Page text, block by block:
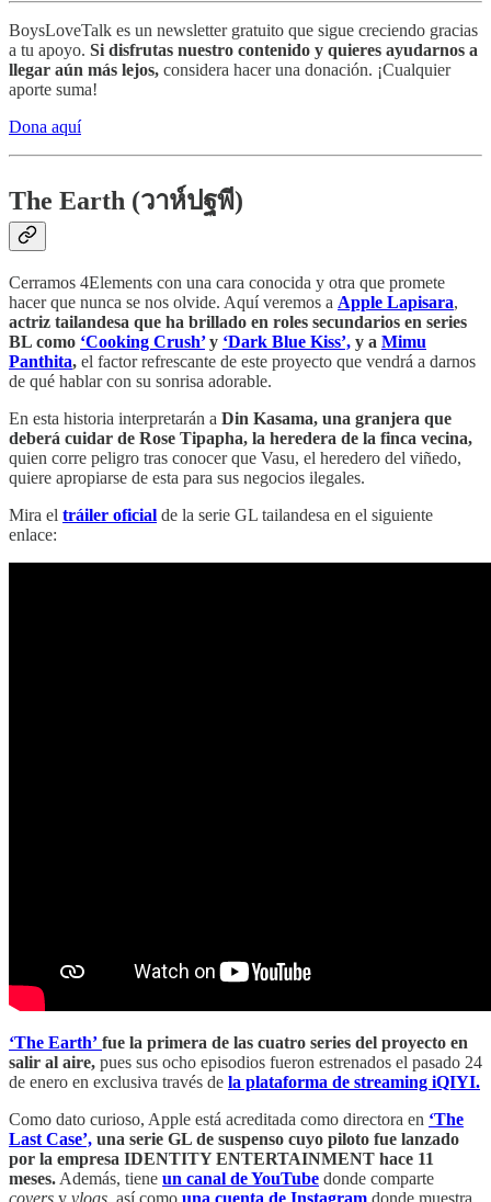
BoysLoveTalk es un newsletter gratuito que sigue creciendo gracias
a tu apoyo. Si disfrutas nuestro contenido y quieres ayudarnos a
llegar aún más lejos, considera hacer una donación. ¡Cualquier
aporte suma!
Dona aquí
The Earth (วาห์ปฐพี)
Cerramos 4Elements con una cara conocida y otra que promete
hacer que nunca se nos olvide. Aquí veremos a Apple Lapisara,
actriz tailandesa que ha brillado en roles secundarios en series
BL como ‘Cooking Crush’y ‘Dark Blue Kiss’, y a Mimu
Panthita, el factor refrescante de este proyecto que vendrá a darnos
de qué hablar con su sonrisa adorable.
En esta historia interpretarán a Din Kasama, una granjera que
deberá cuidar de Rose Tipapha, la heredera de la finca vecina,
quien corre peligro tras conocer que Vasu, el heredero del viñedo,
quiere apropiarse de esta para sus negocios ilegales.
Mira el tráiler oficial de la serie GL tailandesa en el siguiente
enlace:
‘The Earth’ fue la primera de las cuatro series del proyecto en
salir al aire, pues sus ocho episodios fueron estrenados el pasado 24
de enero en exclusiva través de la plataforma de streaming iQIYI.
Como dato curioso, Apple está acreditada como directora en ‘The
Last Case’, una serie GL de suspenso cuyo piloto fue lanzado
por la empresa IDENTITY ENTERTAINMENT hace 11
meses. Además, tiene un canal de YouTube donde comparte